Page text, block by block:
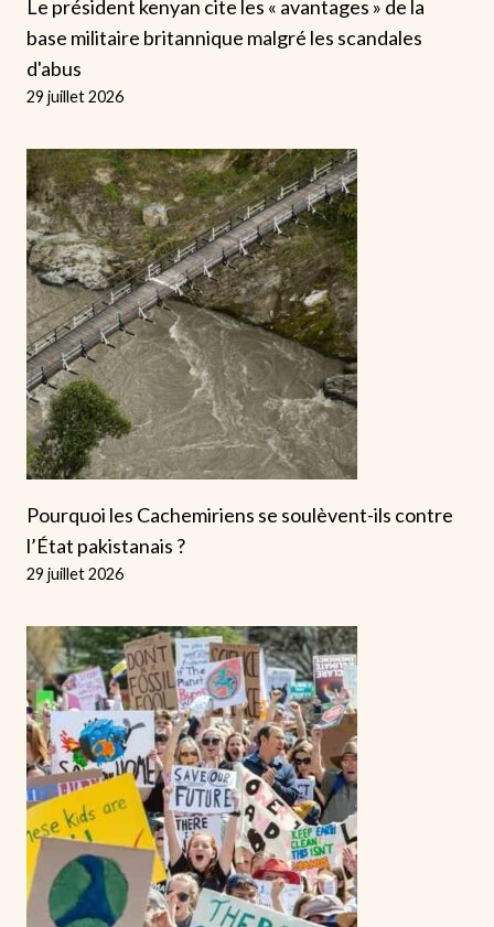
Le président kenyan cite les « avantages » de la
base militaire britannique malgré les scandales
d'abus
29 juillet 2026
Pourquoi les Cachemiriens se soulèvent-ils contre
l’État pakistanais ?
29 juillet 2026